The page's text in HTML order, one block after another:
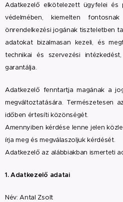
Adatkezelő elkötelezett ügyfelei és
védelmében, kiemelten
önrendelkezési jogának tiszteletben
adatokat bizalmasan kezeli, és
technikai és szervezési
garantálja.
Adatkezelő fenntartja magának a
megváltoztatására. Természetesen
időben értesíti közönségét.
Amennyiben kérdése lenne jelen
írja meg és megválaszoljuk kérdését.
Adatkezelő az alábbiakban ismerteti
1. Adatkezelő adatai
Név: Antal Zsolt